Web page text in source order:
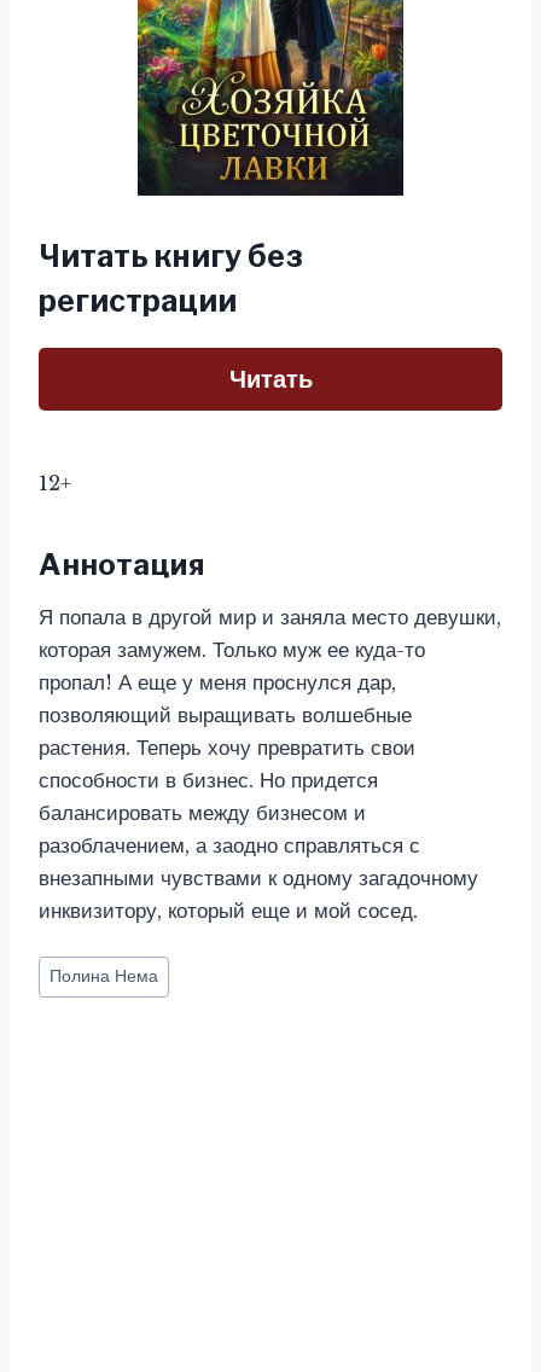
Читать книгу без
регистрации
Читать
12+
Аннотация
Я попала в другой мир и заняла место девушки,
которая замужем. Только муж ее куда-то
пропал! А еще у меня проснулся дар,
позволяющий выращивать волшебные
растения. Теперь хочу превратить свои
способности в бизнес. Но придется
балансировать между бизнесом и
разоблачением, а заодно справляться с
внезапными чувствами к одному загадочному
инквизитору, который еще и мой сосед.
Метки
записи:
Полина Нема